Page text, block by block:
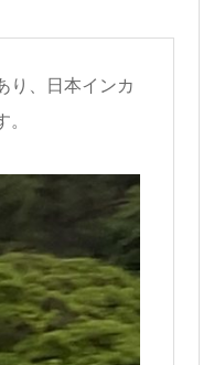
り、日本インカ